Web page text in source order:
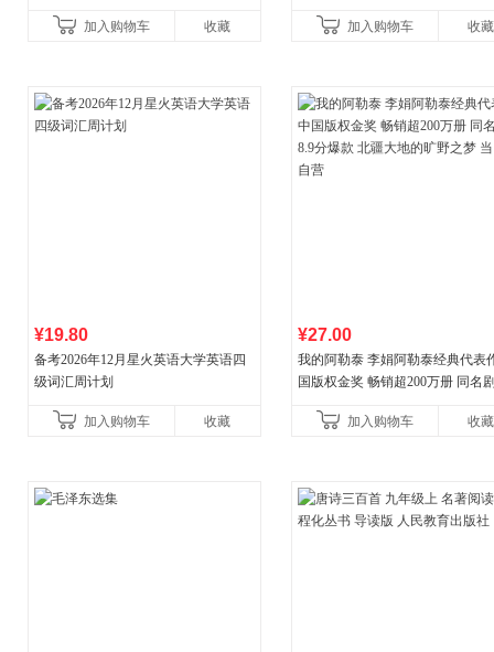
加入购物车
收藏 加入购物车 收藏
¥19.80
备考2026年12月星火英语大学英语四
级词汇周计划
加入购物车 收藏
¥27.00
我的阿勒泰 李娟阿勒泰经典代表
国版权金奖 畅销超200万册 同名
加入购物车
收藏